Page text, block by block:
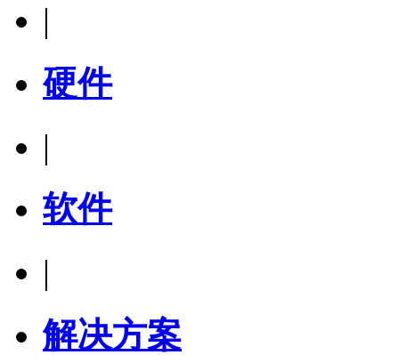
|
硬件
|
软件
|
解决方案